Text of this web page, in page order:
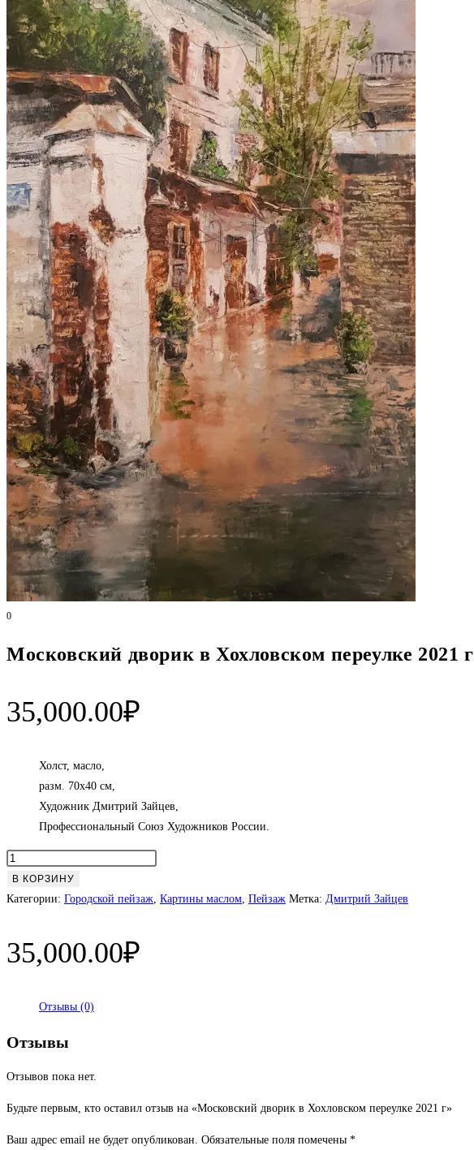
0
Московский дворик в Хохловском переулке 2021 г
35,000.00₽
Холст, масло,
разм. 70х40 см,
Художник Дмитрий Зайцев,
Профессиональный Союз Художников России.
Количество
товара
Московский
Хохловском
В КОРЗИНУ
Категории: Городской пейзаж Картины маслом Пейзаж Метка: Дмитрий Зайцев
35,000.00₽
Отзывы (0)
Отзывы
Отзывов пока нет.
Будьте первым, кто оставил отзыв на «Московский дворик в Хохловском переулке 2021 г»
Ваш адрес email не будет опубликован. Обязательные поля помечены *